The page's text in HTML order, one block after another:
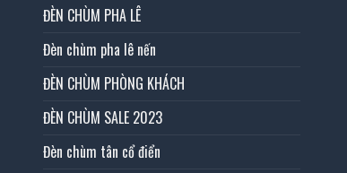
ĐÈN CHÙM PHA LÊ
Đèn chùm pha lê nến
ĐÈN CHÙM PHÒNG KHÁCH
ĐÈN CHÙM SALE 2023
Đèn chùm tân cổ điển